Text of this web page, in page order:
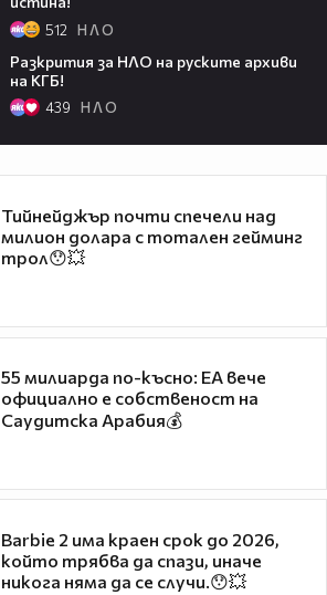
512 Н Л О
Разкрития за НЛО на руските архиви
на КГБ!
439 Н Л О
Тийнейджър почти спечели над
милион долара с тотален гейминг
трол😯💥
55 милиарда по-късно: EA вече
официално е собственост на
Саудитска Арабия💰
Barbie 2 има краен срок до 2026,
който трябва да спази, иначе
никога няма да се случи.😯💥